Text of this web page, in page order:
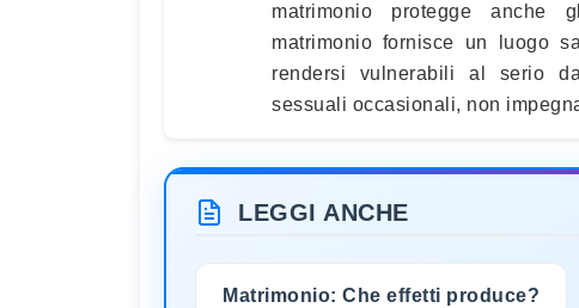
matrimonio protegge anche
matrimonio fornisce un luogo
rendersi vulnerabili al serio
sessuali occasionali, non
LEGGI ANCHE
Matrimonio: Che effetti produce?